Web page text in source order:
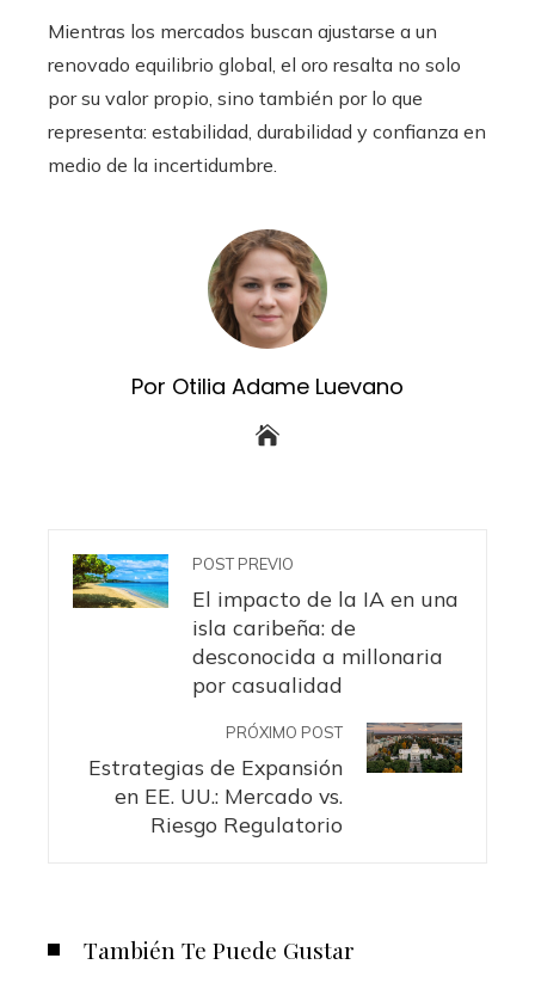
Mientras los mercados buscan ajustarse a un
renovado equilibrio global, el oro resalta no solo
por su valor propio, sino también por lo que
representa: estabilidad, durabilidad y confianza en
medio de la incertidumbre.
Por Otilia Adame Luevano
POST PREVIO
El impacto de la IA en una
isla caribeña: de
desconocida a millonaria
por casualidad
PRÓXIMO POST
Estrategias de Expansión
en EE. UU.: Mercado vs.
Riesgo Regulatorio
También Te Puede Gustar